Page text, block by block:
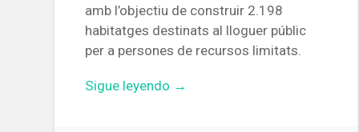
amb l’objectiu de construir 2.198
habitatges destinats al lloguer públic
per a persones de recursos limitats.
Sigue leyendo «El
→